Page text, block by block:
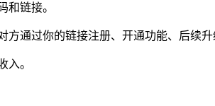
和链接。
通过你的链接注册、开通功能、后续升
入。